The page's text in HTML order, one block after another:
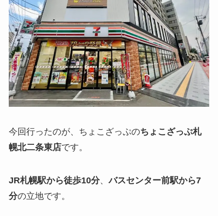
今回行ったのが、ちょこざっぷのちょこざっぷ札
幌北二条東店です。
JR札幌駅から徒歩10分、バスセンター前駅から7
分の立地です。